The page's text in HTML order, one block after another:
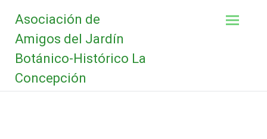
contenido
Asociación de
Amigos del Jardín
Botánico-Histórico La
Concepción